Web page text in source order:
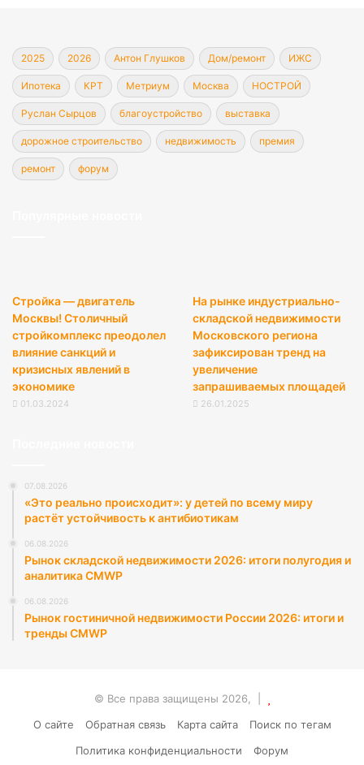
2025 2026 Антон Глушков Дом/ремонт ИЖС
Ипотека КРТ Метриум Москва НОСТРОЙ
Руслан Сырцов благоустройство выставка
дорожное строительство недвижимость премия
ремонт форум
Стройка — двигатель
Москвы! Столичный
стройкомплекс преодолел
влияние санкций и
кризисных явлений в
экономике
01.03.2024
На рынке индустриально-
складской недвижимости
Московского региона
зафиксирован тренд на
увеличение
запрашиваемых площадей
26.01.2025
07.08.2026
«Это реально происходит»: у детей по всему миру
растёт устойчивость к антибиотикам
06.08.2026
Рынок складской недвижимости 2026: итоги полугодия и
аналитика CMWP
06.08.2026
Рынок гостиничной недвижимости России 2026: итоги и
тренды CMWP
© Все права защищены 2026, |
О сайте
Обратная связь Карта сайта
Поиск по тегам
Политика конфиденциальности
Форум